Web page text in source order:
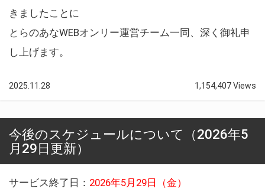
きましたことに
とらのあなWEBオンリー運営チーム一同、深く御礼申
し上げます。
2025.11.28 1,154,407 Views
今後のスケジュールについて（2026年5
月29日更新）
サービス終了日： 2026年5月29日（金）